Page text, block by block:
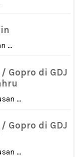
...
Gopro di GDJ
...
Gopro di GDJ
...